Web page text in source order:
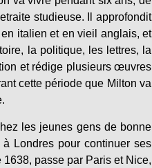
studieuse. Il approfondit
italien et en vieil anglais, et
la politique, les lettres, la
et rédige plusieurs œuvres
cette période que Milton va
les jeunes gens de bonne
Londres pour continuer ses
passe par Paris et Nice,